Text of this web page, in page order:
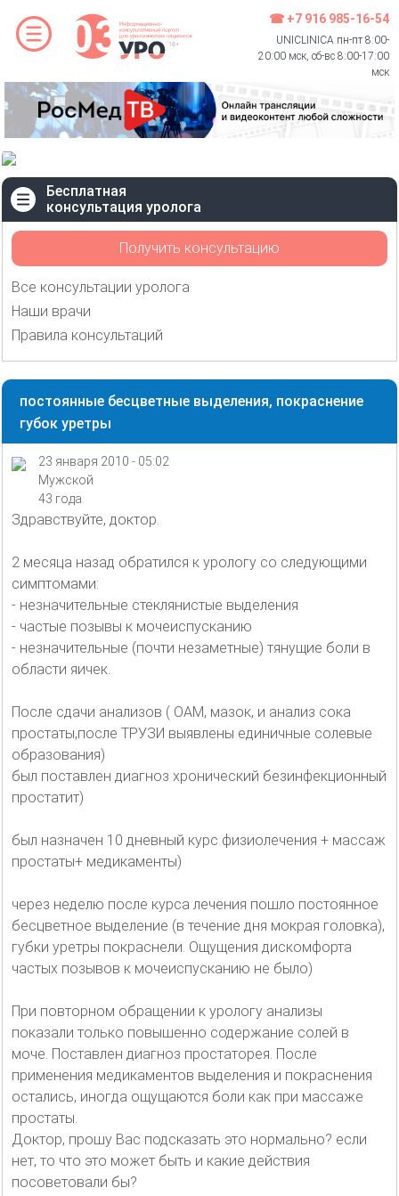
☎ +7 916 985-16-54
UNICLINICA пн-пт 8:00-
20:00 мск, сб-вс 8:00-17:00
мск
Бесплатная
консультация уролога
Получить консультацию
Все консультации уролога
Наши врачи
Правила консультаций
постоянные бесцветные выделения, покраснение
губок уретры
23 января 2010 - 05:02
Мужской
43 года
Здравствуйте, доктор.
2 месяца назад обратился к урологу со следующими
симптомами:
- незначительные стеклянистые выделения
- частые позывы к мочеиспусканию
- незначительные (почти незаметные) тянущие боли в
области яичек.
После сдачи анализов ( ОАМ, мазок, и анализ сока
простаты,после ТРУЗИ выявлены единичные солевые
образования)
был поставлен диагноз хронический безинфекционный
простатит)
был назначен 10 дневный курс физиолечения + массаж
простаты+ медикаменты)
через неделю после курса лечения пошло постоянное
бесцветное выделение (в течение дня мокрая головка),
губки уретры покраснели. Ощущения дискомфорта
частых позывов к мочеиспусканию не было)
При повторном обращении к урологу анализы
показали только повышенно содержание солей в
моче. Поставлен диагноз простаторея. После
применения медикаментов выделения и покраснения
остались, иногда ощущаются боли как при массаже
простаты.
Доктор, прошу Вас подсказать это нормально? если
нет, то что это может быть и какие действия
посоветовали бы?